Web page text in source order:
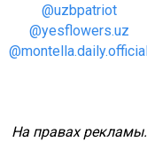
@uzbpatriot
@yesflowers.uz
@montella.daily.official
На правах рекламы.